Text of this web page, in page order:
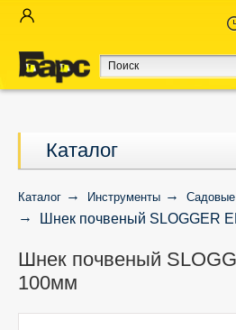
Каталог
Каталог Инструменты Садовые
Шнек почвеный SLOGGER
Шнек почвеный
100мм